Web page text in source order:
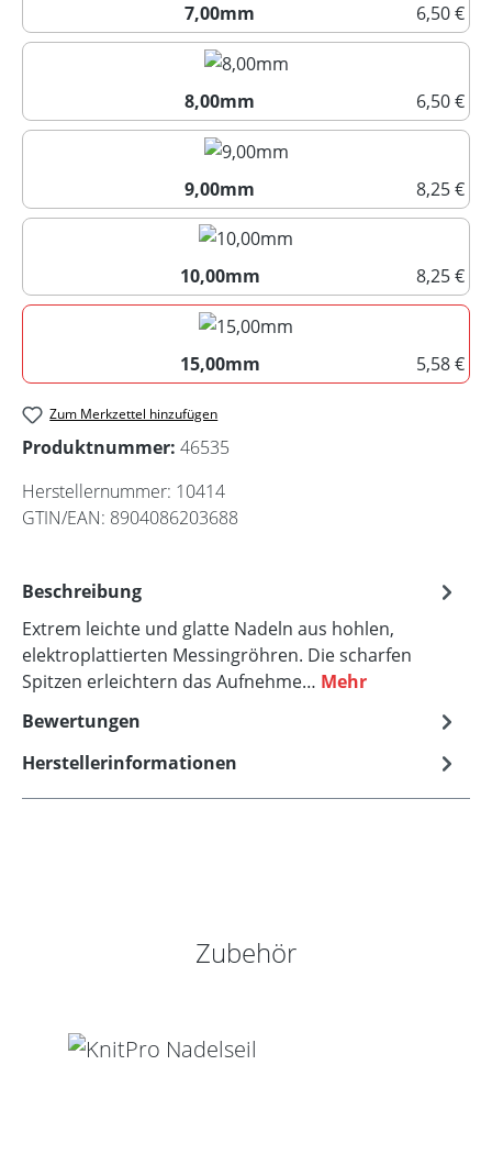
7,00mm
6,50 €
7,00mm
8,00mm
6,50 €
8,00mm
9,00mm
8,25 €
9,00mm
10,00mm
8,25 €
10,00mm
15,00mm
5,58 €
Zum Merkzettel hinzufügen
Produktnummer: 46535
Herstellernummer: 10414
GTIN/EAN: 8904086203688
Beschreibung
Extrem leichte und glatte Nadeln aus hohlen,
elektroplattierten Messingröhren. Die scharfen
Spitzen erleichtern das Aufnehme… Mehr
Bewertungen
Herstellerinformationen
Produktgalerie überspringen
Zubehör